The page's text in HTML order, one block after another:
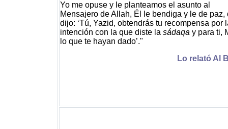
Yo me opuse y le planteamos el asunto al
Mensajero de Allah, Él le bendiga y le de paz,
dijo: ‘Tú, Yazid, obtendrás tu recompensa por
intención con la que diste la sádaqa y para ti,
lo que te hayan dado’."
Lo relató Al